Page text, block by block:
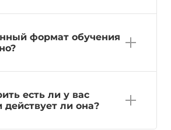
формат обучения
есть ли у вас
действует ли она?